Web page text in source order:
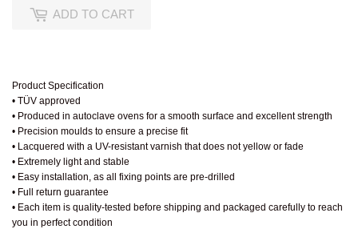
ADD TO CART
Product Specification
• TÜV approved
• Produced in autoclave ovens for a smooth surface and excellent strength
• Precision moulds to ensure a precise fit
• Lacquered with a UV-resistant varnish that does not yellow or fade
• Extremely light and stable
• Easy installation, as all fixing points are pre-drilled
• Full return guarantee
• Each item is quality-tested before shipping and packaged carefully to reach
you in perfect condition